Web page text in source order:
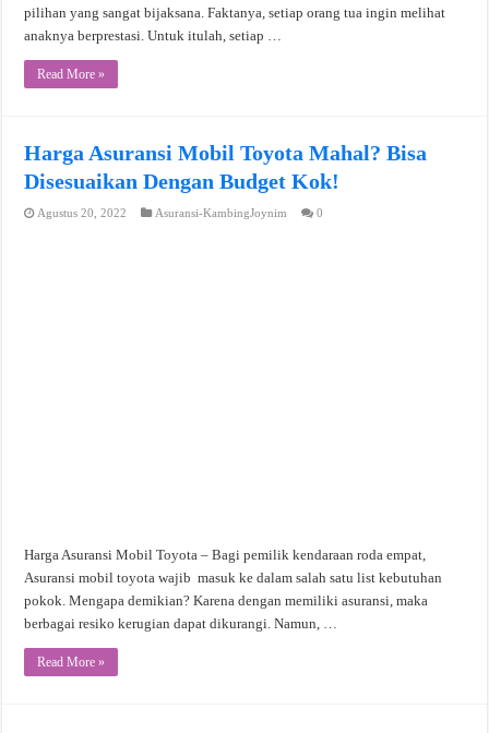
pilihan yang sangat bijaksana. Faktanya, setiap orang tua ingin melihat
anaknya berprestasi. Untuk itulah, setiap …
Read More »
Harga Asuransi Mobil Toyota Mahal? Bisa
Disesuaikan Dengan Budget Kok!
Agustus 20, 2022 Asuransi-KambingJoynim 0
Harga Asuransi Mobil Toyota – Bagi pemilik kendaraan roda empat,
Asuransi mobil toyota wajib masuk ke dalam salah satu list kebutuhan
pokok. Mengapa demikian? Karena dengan memiliki asuransi, maka
berbagai resiko kerugian dapat dikurangi. Namun, …
Read More »